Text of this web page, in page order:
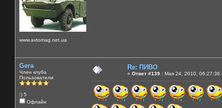
www.avtomag.net.ua
Gera
Член клуба
Пользователи
:) 5
Офлайн
Re: ПИВО
« Ответ #139 : Мая 24, 2010, 06:27:36